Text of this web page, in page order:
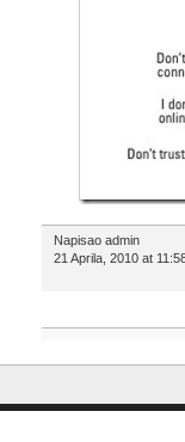
Napisao admin
21 Aprila, 2010 at